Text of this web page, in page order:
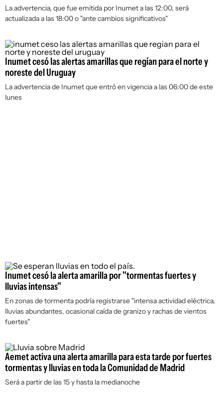
La advertencia, que fue emitida por Inumet a las 12:00, será
actualizada a las 18:00 o "ante cambios significativos"
Inumet cesó las alertas amarillas que regían para el norte y
noreste del Uruguay
La advertencia de Inumet que entró en vigencia a las 06:00 de este
lunes
Inumet cesó la alerta amarilla por "tormentas fuertes y
lluvias intensas"
En zonas de tormenta podría registrarse "intensa actividad eléctrica,
lluvias abundantes, ocasional caída de granizo y rachas de vientos
fuertes"
Aemet activa una alerta amarilla para esta tarde por fuertes
tormentas y lluvias en toda la Comunidad de Madrid
Será a partir de las 15 y hasta la medianoche